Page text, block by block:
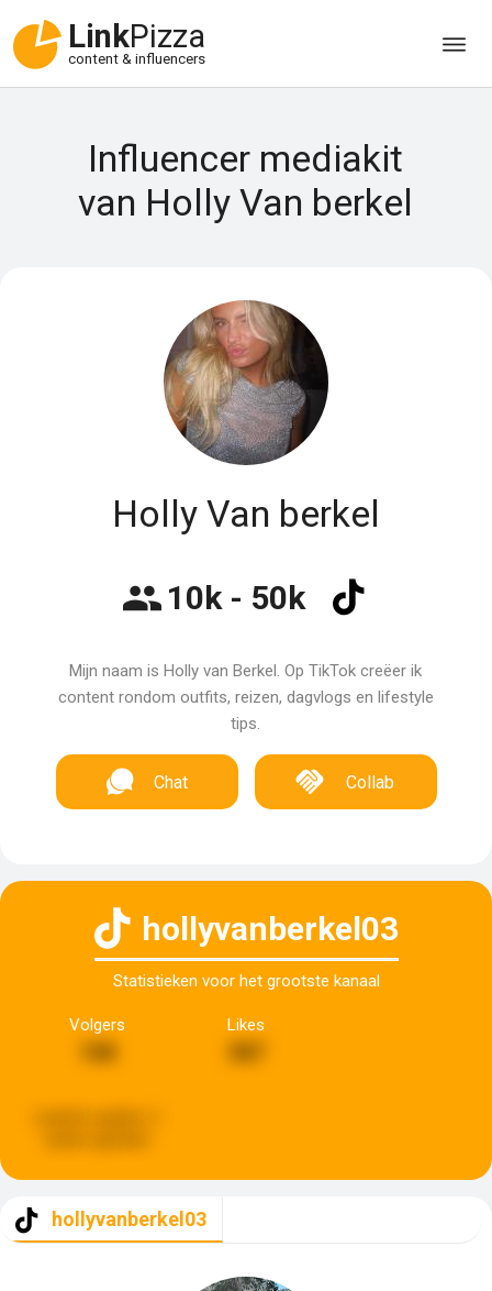
LinkPizza
content & influencers
Influencer mediakit
van Holly Van berkel
Holly Van berkel
10k - 50k
Mijn naam is Holly van Berkel. Op TikTok creëer ik
content rondom outfits, reizen, dagvlogs en lifestyle
tips.
Chat Collab
hollyvanberkel03
Statistieken voor het grootste kanaal
Volgers
108
Likes
hollyvanberkel03